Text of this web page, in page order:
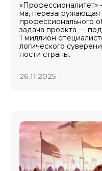
ма, перезагружающая
профессионального
задача проекта —
1 миллион
ло­ги­чес­ко­го
нос­ти страны.
26.11.2025